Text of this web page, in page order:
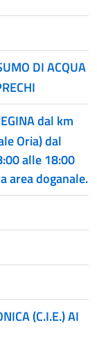
DI ACQUA
dal km
Oria) dal
alle 18:00
area doganale.
(C.I.E.) AI